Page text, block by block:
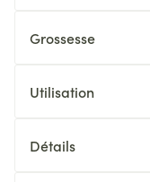
Grossesse
Utilisation
Détails